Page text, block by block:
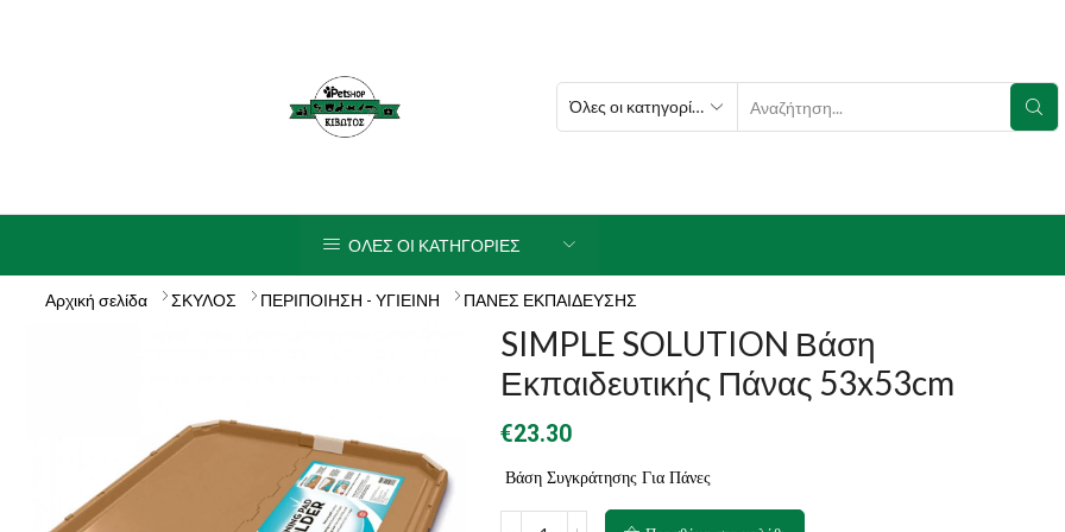
SEARCH
ΟΛΕΣ ΟΙ ΚΑΤΗΓΟΡΙΕΣ
Αρχική σελίδα ΣΚΥΛΟΣ ΠΕΡΙΠΟΙΗΣΗ - ΥΓΙΕΙΝΗ ΠΑΝΕΣ ΕΚΠΑΙΔΕΥΣΗΣ
SIMPLE SOLUTION Βάση
Εκπαιδευτικής Πάνας 53x53cm
€23.30
Βάση Συγκράτησης Για Πάνες